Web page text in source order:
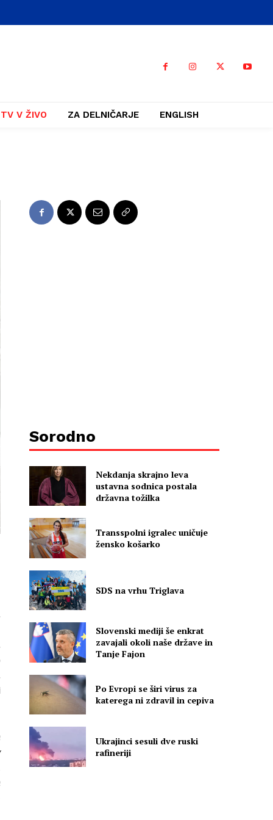
TV V ŽIVO ZA DELNIČARJE ENGLISH
Sorodno
Nekdanja skrajno leva
ustavna sodnica postala
državna tožilka
Transspolni igralec uničuje
žensko košarko
SDS na vrhu Triglava
Slovenski mediji še enkrat
zavajali okoli naše države in
Tanje Fajon
Po Evropi se širi virus za
katerega ni zdravil in cepiva
Ukrajinci sesuli dve ruski
rafineriji